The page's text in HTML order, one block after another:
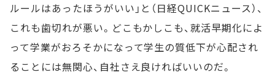
ルールはあったほうがいい」と（日経QUICKニュース）、
これも歯切れが悪い。どこもかしこも、就活早期化によ
って学業がおろそかになって学生の質低下が心配され
ることには無関心、自社さえ良ければいいのだ。